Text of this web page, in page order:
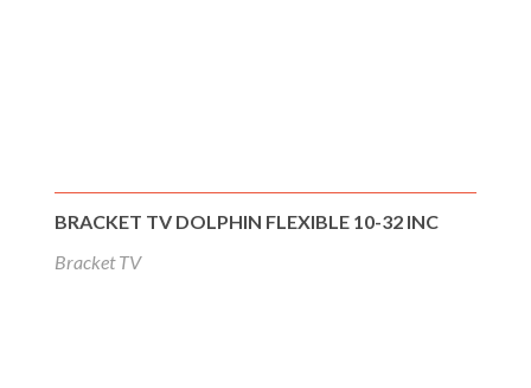
BRACKET TV DOLPHIN FLEXIBLE 10-32 INC
Bracket TV